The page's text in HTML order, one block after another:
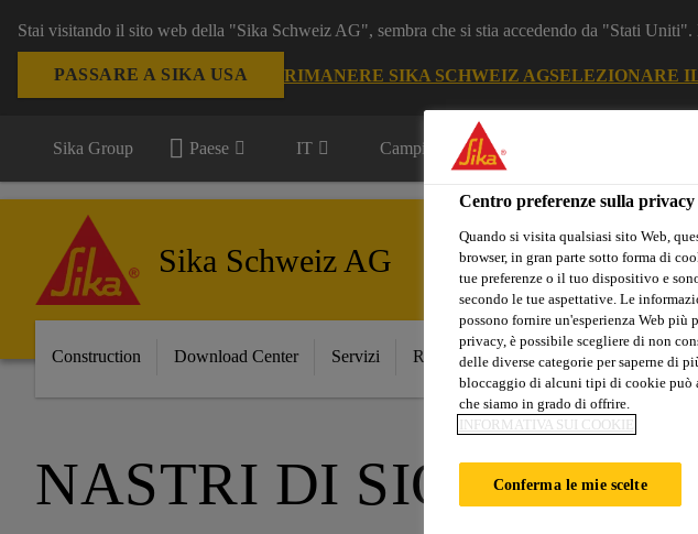
Stai visitando il sito web della "Sika Schweiz AG", sembra che si stia accedendo da "Stati Uniti".
PASSARE A SIKA USA RIMANERE SIKA SCHWEIZ AGSELEZIONARE
Sika Group Paese IT Campi d'applicazione
Sika Schweiz AG
Construction Download Center Servizi Referenze Sika Apps
NASTRI DI
Centro preferenze sulla privacy
Quando si visita qualsiasi sito Web,
browser, in gran parte sotto forma di
tue preferenze o il tuo dispositivo e
secondo le tue aspettative. Le
possono fornire un'esperienza Web
privacy, è possibile scegliere di non
delle diverse categorie per saperne di
bloccaggio di alcuni tipi di cookie può
che siamo in grado di offrire.
INFORMATIVA SUI COOKIE
Conferma le mie scelte